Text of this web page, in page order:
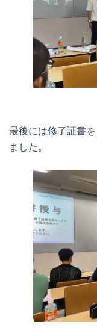
最後には修了証書
ました。